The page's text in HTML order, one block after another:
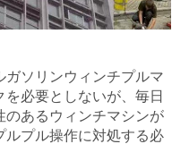
ガソリンウィンチプルマ
必要としないが、毎日
のあるウィンチマシンが
ルプル操作に対処する必